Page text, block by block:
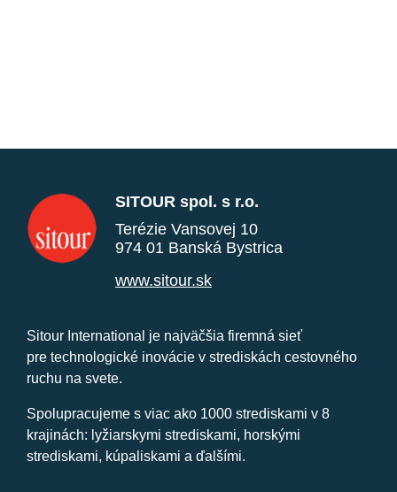
SITOUR spol. s r.o.
Terézie Vansovej 10
974 01 Banská Bystrica
www.sitour.sk
Sitour International je najväčšia firemná sieť
pre technologické inovácie v strediskách cestovného
ruchu na svete.
Spolupracujeme s viac ako 1000 strediskami v 8
krajinách: lyžiarskymi strediskami, horskými
strediskami, kúpaliskami a ďalšími.